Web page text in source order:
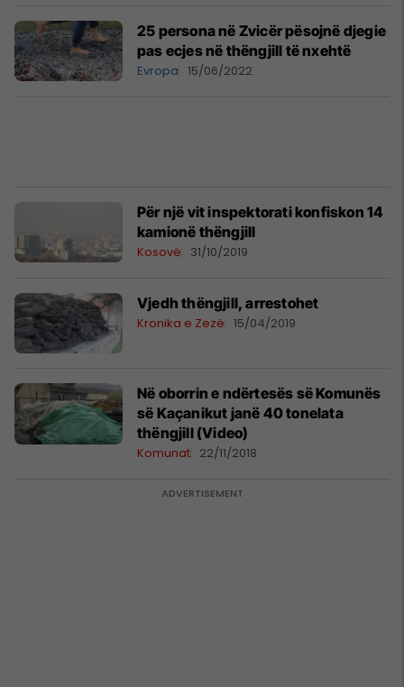
25 persona në Zvicër pësojnë djegie
pas ecjes në thëngjill të nxehtë
Evropa 15/06/2022
Për një vit inspektorati konfiskon 14
kamionë thëngjill
Kosovë 31/10/2019
Vjedh thëngjill, arrestohet
Kronika e Zezë 15/04/2019
Në oborrin e ndërtesës së Komunës
së Kaçanikut janë 40 tonelata
thëngjill (Video)
Komunat 22/11/2018